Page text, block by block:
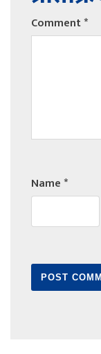
Comment*
Name*